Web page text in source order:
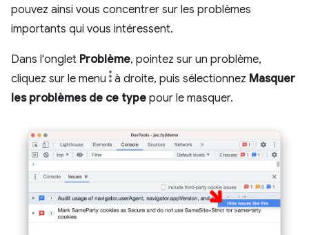
pouvez ainsi vous concentrer sur les problèmes
importants qui vous intéressent.
Dans l'onglet Problème, pointez sur un problème,
cliquez sur le menu
à droite, puis sélectionnez Masquer
les problèmes de ce type pour le masquer.